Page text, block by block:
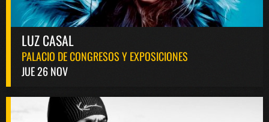
LUZ CASAL
PALACIO DE CONGRESOS Y EXPOSICIONES
JUE 26 NOV